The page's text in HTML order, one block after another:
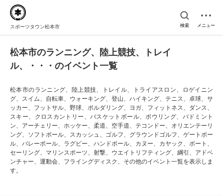
スポーツタウン松本市 検索 メニュー
松本市のランニング、陸上競技、トレイ
ル、・・・のイベント一覧
松本市のランニング、陸上競技、トレイル、トライアスロン、ロゲイニン
グ、スイム、自転車、ウォーキング、登山、ハイキング、テニス、卓球、サ
ッカー、フットサル、野球、ボルダリング、ヨガ、フィットネス、ダンス、
スキー、クロスカントリー、バスケットボール、ボウリング、バドミント
ン、アーチェリー、ホッケー、柔道、空手道、テコンドー、オリエンテーリ
ング、ソフトボール、スカッシュ、ゴルフ、グラウンドゴルフ、ゲートボー
ル、バレーボール、ラグビー、ハンドボール、カヌー、カヤック、ボート、
セーリング、マリンスポーツ、射撃、ウエイトリフティング、綱引、アドベ
ンチャー、運動会、フライングディスク、その他のイベント一覧を表示しま
す。